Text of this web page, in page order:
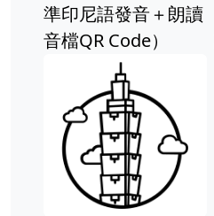
準印尼語發音＋朗讀
音檔QR Code）